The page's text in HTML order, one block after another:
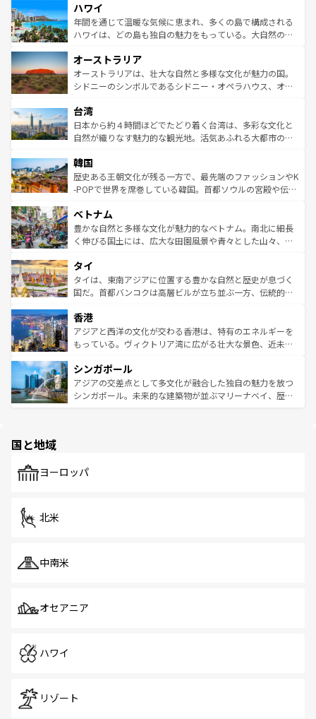
ば市内交通費無料で観光を楽しむこともできる。 なお、新
着のスイス情報はコンテンツ一覧 を参照してほしい。
のような巨大都市は、観光、ショッピング、エンターテイ
ンメントが詰まった刺激的なスポットだ。一方、アメリカ
西部には大自然が広がり、グランドキャニオンやイエロー
部のニューオーリンズでは、音楽と美食が融合した独特の
文化が魅力。旅行者はアメリカの各地域で異なる魅力を楽
しみながら、その多様性と豊かな歴史を感じることができ
ならではの贅沢な旅のスタイルだ。 なお、新着のアメリカ
情報はコンテンツ一覧を参照してほしい。
ハワイ
年間を通じて温暖な気候に恵まれ、多くの島で構成される
ハワイは、どの島も独自の魅力をもっている。大自然の神
ワイ島は見逃せない。また、定番の観光地といえばオアフ
島だが、静かな自然を求めるならマウイ島やカウアイ島が
おすすめ。エメラルドグリーンに輝く海をはじめ、豊かな
れるおもてなしの心で訪れる人々を迎えてくれるハワイの
人々、おいしいローカルフードやハワイアンミュージッ
ク、伝統的なフラダンスなど、すべてがハワイの魅力を彩
ワイを、存分に味わってほしい。 なお、新着のハワイ情報
はコンテンツ一覧を参照してほしい。
オーストラリア
オーストラリアは、壮大な自然と多様な文化が魅力の国。
シドニーのシンボルであるシドニー・オペラハウス、オー
リアリーフや大陸中央部にそびえるウルル（エアーズロッ
ク）、タスマニアの美しい原生林やケアンズの熱帯雨林な
ど、見どころがたくさん。また、カフェやワイン、オージ
いる。アクティビティも充実しており、サーフィンやダイ
ビング、ハイキングなど、アウトドア好きにはたまらな
い。オーストラリアの多彩な魅力を存分に味わいつくそ
参照してほしい。
台湾
日本から約４時間ほどでたどり着く台湾は、多彩な文化と
自然が織りなす魅力的な観光地。活気あふれる大都市の台
ン）、静ひつな山岳地帯である台湾東部など、都市の喧騒
と山間の静けさが共存しており、訪れる人に新しい発見と
驚きをもたらしてくれる。また、奥深い台湾の食文化も魅
容にもいいと評判のスイーツなど、バラエティ豊かな料理
が味わえる。 なお、新着の台湾情報は コンテンツ一覧を参
照してほしい。
韓国
歴史ある王朝文化が残る一方で、最先端のファッションやK
-POPで世界を席巻している韓国。首都ソウルの宮殿や伝統
き、地方に足を延ばせば四季折々の自然美を楽しむことが
できる。そして、キムチや焼肉、絶品のストリートフード
まで、さまざまな韓国料理が待っている。夜には、韓国な
リティに包まれながら、韓国の多彩な魅力を心ゆくまで味
わってみてほしい。 なお、新着の韓国情報はコンテンツ一
覧を参照してほしい。
ベトナム
豊かな自然と多様な文化が魅力的なベトナム。南北に細長
く伸びる国土には、広大な田園風景や青々とした山々、世
急速な発展と共に伝統が息づく。ハノイの古い町並みやホ
ーチミン市のフランス統治時代の建物も、独特の雰囲気を
醸し出している。また、バラエティの豊かさとおいしさで
とつ。フォーやバインミー、ベトナムコーヒーなどは、ぜ
ひ現地で味わいたい。どの地域を訪れてもあたたかい人々
が旅行者を迎えてくれるので、きっと忘れられない旅にな
参照してほしい。
タイ
タイは、東南アジアに位置する豊かな自然と歴史が息づく
国だ。首都バンコクは高層ビルが立ち並ぶ一方、伝統的な
の活気が交差している。北部ではチェンマイなどの山岳地
帯で自然と触れ合い、南部ではプーケットやクラビの美し
いビーチでリゾート気分を楽しむことができる。タイ料理
激する。気候は一年中温暖で、どの季節にも異なる楽しみ
が待っている。親しみやすいタイの人々、仏教を中心とし
た文化、そして多様な観光資源が、訪れる旅人を魅了し続
香港
アジアと西洋の文化が交わる香港は、特有のエネルギーを
もっている。ヴィクトリア湾に広がる壮大な景色、近未来
み、どこを訪れても感動するはず。観光スポットが密集し
ており、効率よく見どころを回れるのも魅力。息をのむよ
うな絶景から文化的な体験まで、香港を存分に楽しみ尽く
シンガポール
アジアの交差点として多文化が融合した独自の魅力を放つ
シンガポール。未来的な建築物が並ぶマリーナベイ、歴史
で、ホーカーズは地元の風情を楽しめる外せないスポット
国と地域
ヨーロッパ
北米
中南米
オセアニア
ハワイ
リゾート